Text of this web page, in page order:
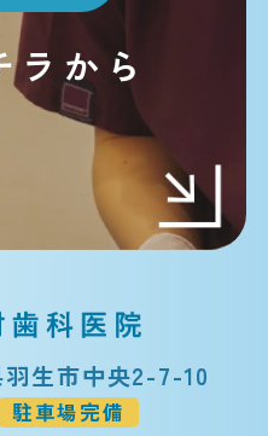
ラから
生市中央2-7-10
駐車場完備